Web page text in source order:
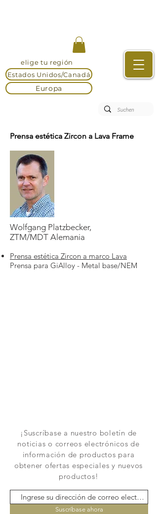
elige tu región
Estados Unidos/Canadá
Europa
Prensa estética Zircon a Lava Frame
Wolfgang Platzbecker,
ZTM/MDT Alemania
Prensa estética Zircon a marco Lava
Prensa para GiAlloy - Metal base/NEM
¡Suscríbase a nuestro boletín de
noticias o correos electrónicos de
información de productos para
obtener ofertas especiales y nuevos
productos!
Suscríbase ahora